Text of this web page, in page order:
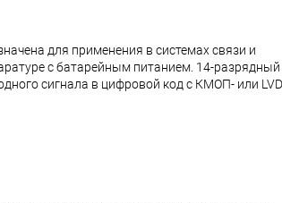
для применения в системах связи и
с батарейным питанием. 14-разрядный
сигнала в цифровой код с КМОП- или